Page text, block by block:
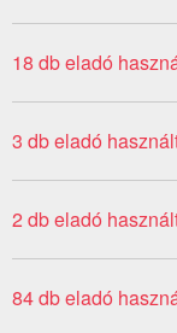
18 db eladó
3 db eladó
2 db eladó
84 db eladó